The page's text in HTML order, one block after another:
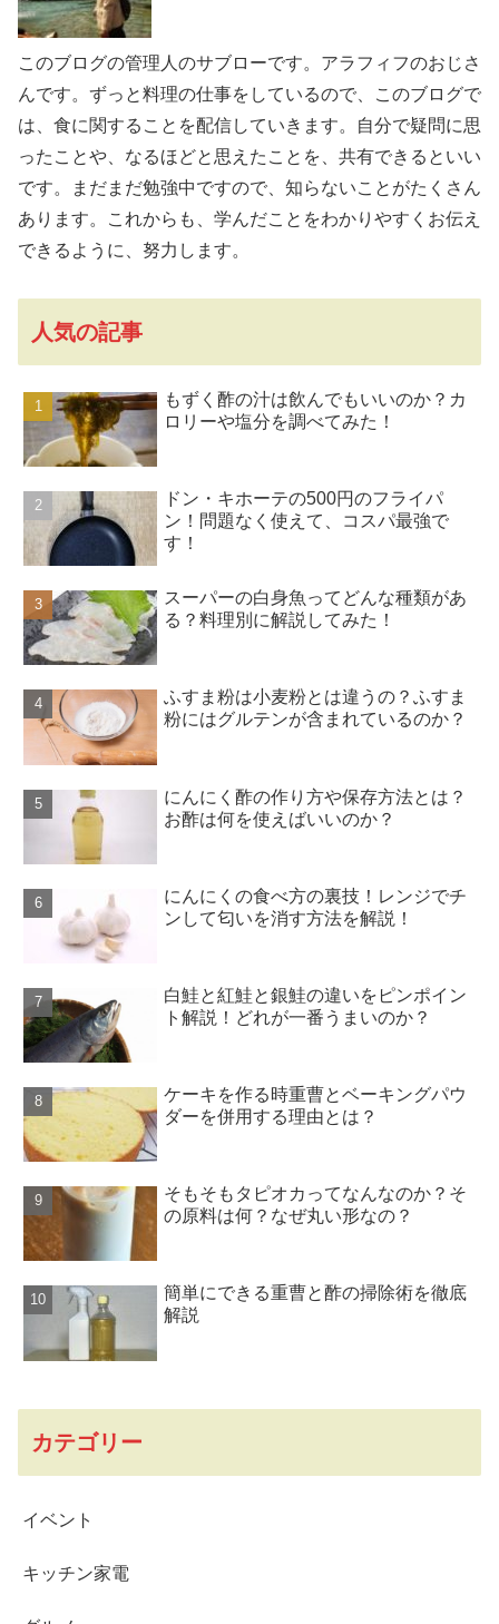
このブログの管理人のサブローです。アラフィフのおじさ
んです。ずっと料理の仕事をしているので、このブログで
は、食に関することを配信していきます。自分で疑問に思
ったことや、なるほどと思えたことを、共有できるといい
です。まだまだ勉強中ですので、知らないことがたくさん
あります。これからも、学んだことをわかりやすくお伝え
できるように、努力します。
人気の記事
もずく酢の汁は飲んでもいいのか？カ
ロリーや塩分を調べてみた！
ドン・キホーテの500円のフライパ
ン！問題なく使えて、コスパ最強で
す！
スーパーの白身魚ってどんな種類があ
る？料理別に解説してみた！
ふすま粉は小麦粉とは違うの？ふすま
粉にはグルテンが含まれているのか？
にんにく酢の作り方や保存方法とは？
お酢は何を使えばいいのか？
にんにくの食べ方の裏技！レンジでチ
ンして匂いを消す方法を解説！
白鮭と紅鮭と銀鮭の違いをピンポイン
ト解説！どれが一番うまいのか？
ケーキを作る時重曹とベーキングパウ
ダーを併用する理由とは？
そもそもタピオカってなんなのか？そ
の原料は何？なぜ丸い形なの？
簡単にできる重曹と酢の掃除術を徹底
解説
カテゴリー
イベント
キッチン家電